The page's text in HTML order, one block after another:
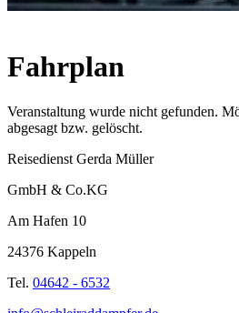
Fahrplan
Veranstaltung wurde nicht gefunden.
abgesagt bzw. gelöscht.
Reisedienst Gerda Müller
GmbH & Co.KG
Am Hafen 10
24376 Kappeln
Tel. 04642 - 6532